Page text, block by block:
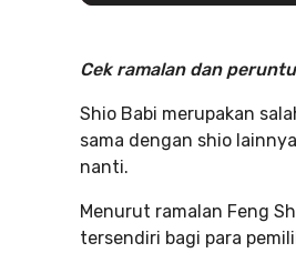
Cek ramalan dan
Shio Babi merupakan
sama dengan shio
nanti.
Menurut ramalan Feng
tersendiri bagi para